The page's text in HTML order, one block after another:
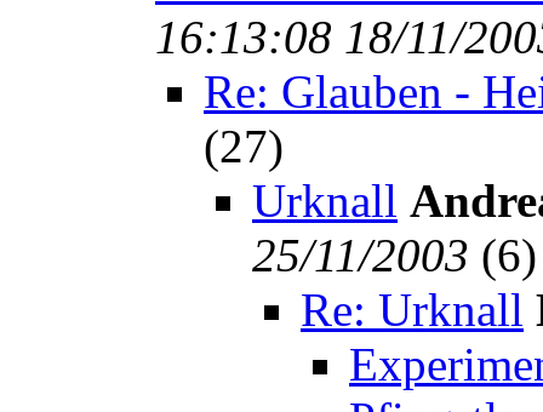
16:13:08 18/11/
Re: Glauben -
(27)
Urknall
25/11/2003 (6)
Re: Urknall